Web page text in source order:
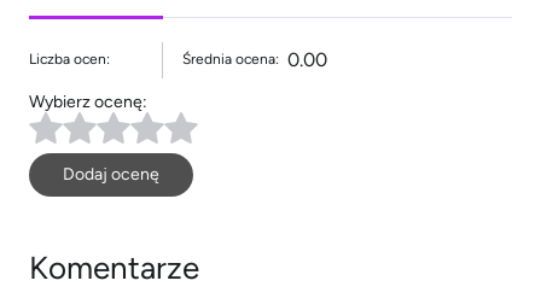
Liczba ocen: Średnia ocena: 0.00
Wybierz ocenę:
Dodaj ocenę
Komentarze